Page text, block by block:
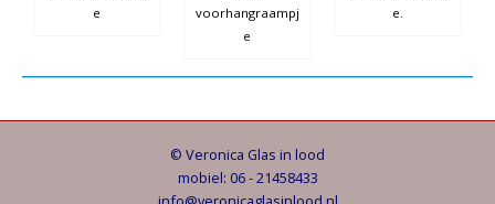
e
voorhangraampj
e
e.
© Veronica Glas in lood
mobiel: 06 - 21458433